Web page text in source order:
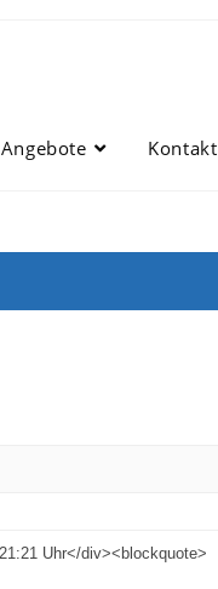
Angebote Kontakt
Uhr</div><blockquote>